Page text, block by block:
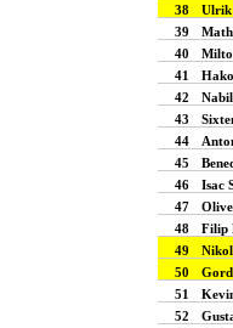
38
Ulrik
39
40
41
42
43
44
45
46
Isac
47
48
Filip
49
50
51
52